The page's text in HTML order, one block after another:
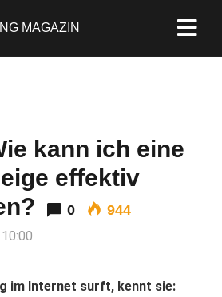
MAGAZIN
kann ich eine
effektiv
0 944
im Internet surft, kennt sie: